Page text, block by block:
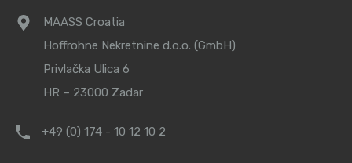
MAASS Croatia
Hoffrohne Nekretnine d.o.o. (GmbH)
Privlačka Ulica 6
HR – 23000 Zadar
+49 (0) 174 - 10 12 10 2